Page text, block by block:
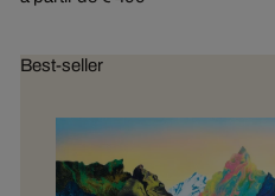
Best-seller